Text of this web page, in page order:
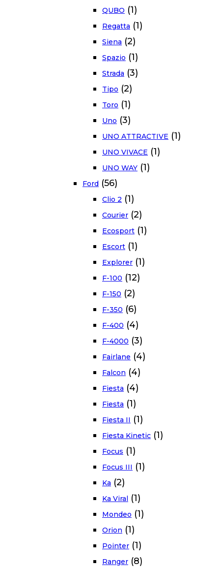
QUBO (1)
Regatta (1)
Siena (2)
Spazio (1)
Strada (3)
Tipo (2)
Toro (1)
Uno (3)
UNO ATTRACTIVE (1)
UNO VIVACE (1)
UNO WAY (1)
Ford (56)
Clio 2 (1)
Courier (2)
Ecosport (1)
Escort (1)
Explorer (1)
F-100 (12)
F-150 (2)
F-350 (6)
F-400 (4)
F-4000 (3)
Fairlane (4)
Falcon (4)
Fiesta (4)
Fiesta (1)
Fiesta II (1)
Fiesta Kinetic (1)
Focus (1)
Focus III (1)
Ka (2)
Ka Viral (1)
Mondeo (1)
Orion (1)
Pointer (1)
Ranger (8)